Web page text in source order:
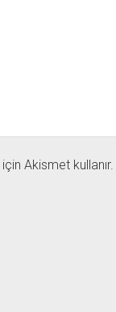
Akismet kullanır.